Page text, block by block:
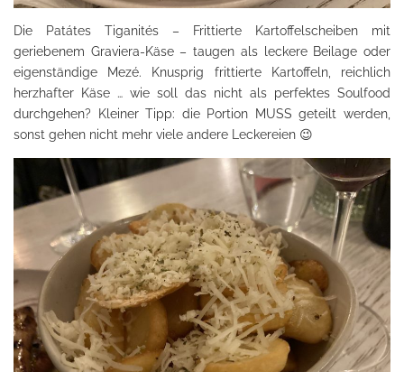
Die Patátes Tiganités – Frittierte Kartoffelscheiben mit
geriebenem Graviera-Käse – taugen als leckere Beilage oder
eigenständige Mezé. Knusprig frittierte Kartoffeln, reichlich
herzhafter Käse … wie soll das nicht als perfektes Soulfood
durchgehen? Kleiner Tipp: die Portion MUSS geteilt werden,
sonst gehen nicht mehr viele andere Leckereien 😉